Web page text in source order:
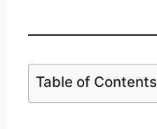
Table of Contents